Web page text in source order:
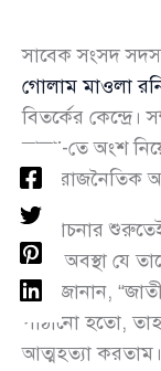
সাবেক সংসদ
গোলাম মাওলা
বিতর্কের
মাত্রা’-তে অংশ
করে রাজনৈতিক
আলোচনার
এমন অবস্থা যে
করে জানান,
পাঠানো হতো,
আত্মহত্যা করতাম।